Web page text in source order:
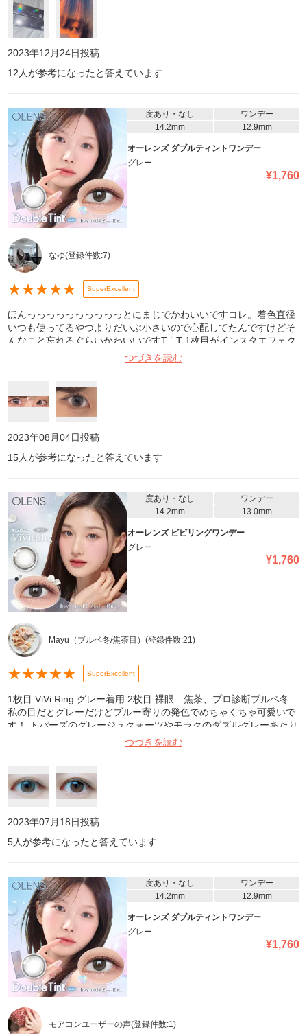
2023年12月24日投稿
12 人が参考になったと答えています
度あり・なし
ワンデー
14.2mm
12.9mm
オーレンズ ダブルティントワンデー
グレー
¥1,760
なゆ(登録件数:7)
★★★★★ SuperExcellent
ほんっっっっっっっっっっとにまじでかわいいですコレ。着色直径
いつも使ってるやつよりだいぶ小さいので心配してたんですけどそ
んなこと忘れるぐらいかわいいですT ˙̫ T‪ 1枚目がインスタエフェク
ト+夜 2枚目が室内光です!! 1日つけてても乾燥しませんしゴロゴロ
とかもないのでリピします絶対 買ってください〜〜〜〜🥹🤍
つづきを読む
2023年08月04日投稿
15人が参考になったと答えています
度あり・なし
ワンデー
14.2mm
13.0mm
オーレンズ ビビリングワンデー
グレー
¥1,760
Mayu（ブルベ冬/焦茶目） (登録件数:21)
★★★★★ SuperExcellent
1枚目:ViVi Ring グレー着用 2枚目:裸眼 焦茶、プロ診断ブルベ冬
私の目だとグレーだけどブルー寄りの発色でめちゃくちゃ可愛いで
す！ トパーズのグレージュクォーツやモラクのダズルグレーあたり
よりも少しブルー系に発色する感じです。 トパーズのラピスラズリ
が大好きですが、日によってもう少し青みを抑えたカラコンをした
た。たしかモアコンのメルマガを見てブルー系の発色なのかな？と
思い、それが決め手で購入しました。大正解でした！！ 大きさは裸
くて安心して買えます(^^)
つづきを読む
2023年07月18日投稿
5人が参考になったと答えています
度あり・なし
ワンデー
14.2mm
12.9mm
オーレンズ ダブルティントワンデー
グレー
¥1,760
モアコンユーザーの声(登録件数:1)